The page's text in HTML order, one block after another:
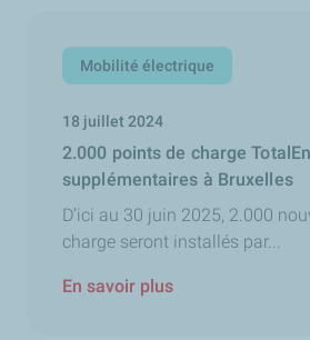
Mobilité électrique
18 juillet 2024
2.000 points de charge
supplémentaires à Bruxelles
D’ici au 30 juin 2025, 2.000
charge seront installés par...
En savoir plus